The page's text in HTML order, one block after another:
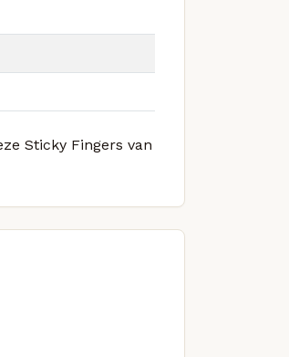
Sticky Fingers van